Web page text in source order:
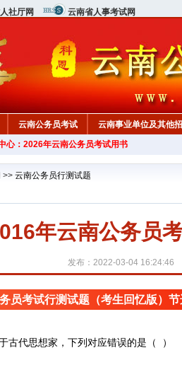
社厅网 云南省人事考试网
云南公务员考试
云南事业单位及其他
心：2026年云南公务员考试用书
>> 云南公务员行测试题
年云南公务员
发布：2022-03-04 16:24:46
员考试行测试题（考生回忆版）
古代思想家，下列对应错误的是（ ）